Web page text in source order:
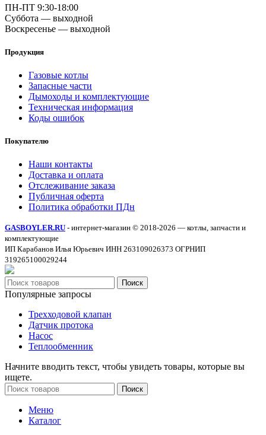
ПН-ПТ 9:30-18:00
Суббота — выходной
Воскресенье — выходной
Продукция
Газовые котлы
Запасные части
Дымоходы и комплектующие
Техническая информация
Коды ошибок
Покупателю
Наши контакты
Доставка и оплата
Отслеживание заказа
Публичная оферта
Политика обработки ПДн
GASBOYLER.RU - интернет-магазин © 2018-2026 — котлы, запчасти и
комплектующие
ИП Карабанов Илья Юрьевич ИНН 263109026373 ОГРНИП
319265100029244
Поиск
Популярные запросы
Трехходовой клапан
Датчик протока
Насос
Теплообменник
Начните вводить текст, чтобы увидеть товары, которые вы
ищете.
Поиск
Меню
Каталог